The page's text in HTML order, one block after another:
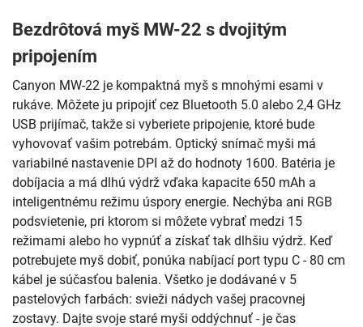
Bezdrôtová myš MW-22 s dvojitým
pripojením
Canyon MW-22 je kompaktná myš s mnohými esami v
rukáve. Môžete ju pripojiť cez Bluetooth 5.0 alebo 2,4 GHz
USB prijímač, takže si vyberiete pripojenie, ktoré bude
vyhovovať vašim potrebám. Optický snímač myši má
variabilné nastavenie DPI až do hodnoty 1600. Batéria je
dobíjacia a má dlhú výdrž vďaka kapacite 650 mAh a
inteligentnému režimu úspory energie. Nechýba ani RGB
podsvietenie, pri ktorom si môžete vybrať medzi 15
režimami alebo ho vypnúť a získať tak dlhšiu výdrž. Keď
potrebujete myš dobiť, ponúka nabíjací port typu C - 80 cm
kábel je súčasťou balenia. Všetko je dodávané v 5
pastelových farbách: svieži nádych vašej pracovnej
zostavy. Dajte svoje staré myši oddýchnuť - je čas